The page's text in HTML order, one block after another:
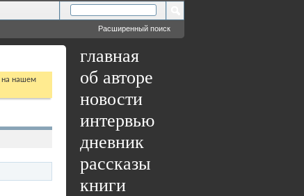
Расширенный поиск
главная
об авторе
новости
интервью
дневник
рассказы
книги
на нашем